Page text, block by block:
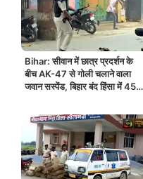
Bihar: सीवान में छात्र प्रदर्शन के
बीच AK-47 से गोली चलाने वाला
जवान सस्पेंड, बिहार बंद हिंसा में 450